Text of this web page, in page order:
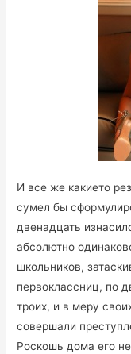
И все же какието
сумел бы
двенадцать
абсолютно
школьников,
первоклассниц, по
троих, и в меру
совершали
Роскошь дома его